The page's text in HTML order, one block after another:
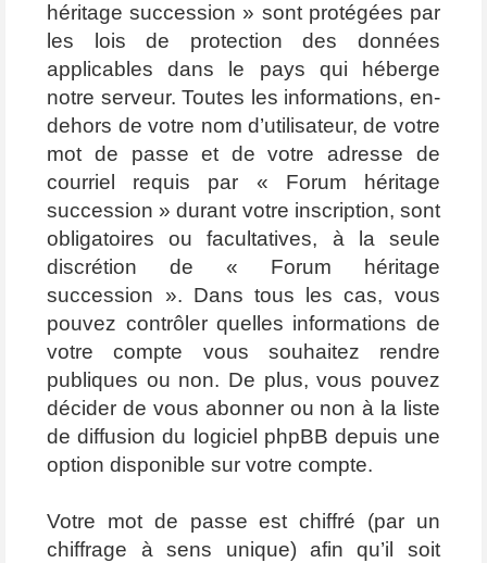
héritage succession » sont protégées par
les lois de protection des données
applicables dans le pays qui héberge
notre serveur. Toutes les informations, en-
dehors de votre nom d’utilisateur, de votre
mot de passe et de votre adresse de
courriel requis par « Forum héritage
succession » durant votre inscription, sont
obligatoires ou facultatives, à la seule
discrétion de « Forum héritage
succession ». Dans tous les cas, vous
pouvez contrôler quelles informations de
votre compte vous souhaitez rendre
publiques ou non. De plus, vous pouvez
décider de vous abonner ou non à la liste
de diffusion du logiciel phpBB depuis une
option disponible sur votre compte.
Votre mot de passe est chiffré (par un
chiffrage à sens unique) afin qu’il soit